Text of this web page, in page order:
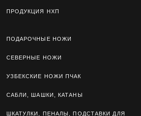
ПРОДУКЦИЯ НХП
ПОДАРОЧНЫЕ НОЖИ
СЕВЕРНЫЕ НОЖИ
УЗБЕКСКИЕ НОЖИ ПЧАК
САБЛИ, ШАШКИ, КАТАНЫ
ШКАТУЛКИ, ПЕНАЛЫ, ПОДСТАВКИ ДЛЯ